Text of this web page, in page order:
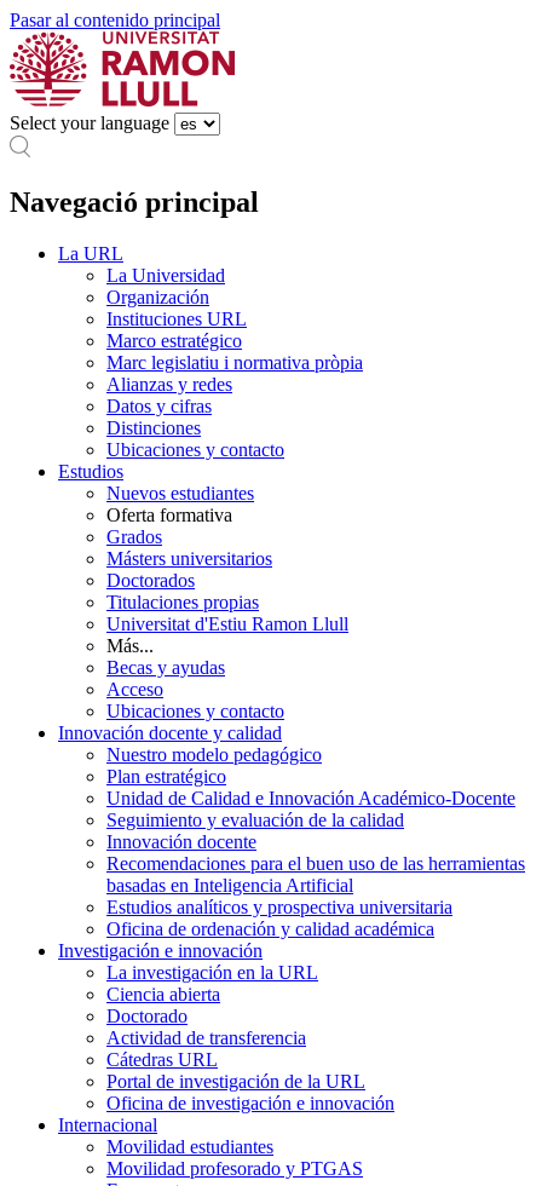
Pasar al contenido principal
Select your language
Navegació principal
La URL
La Universidad
Organización
Instituciones URL
Marco estratégico
Marc legislatiu i normativa pròpia
Alianzas y redes
Datos y cifras
Distinciones
Ubicaciones y contacto
Estudios
Nuevos estudiantes
Oferta formativa
Grados
Másters universitarios
Doctorados
Titulaciones propias
Universitat d'Estiu Ramon Llull
Más...
Becas y ayudas
Acceso
Ubicaciones y contacto
Innovación docente y calidad
Nuestro modelo pedagógico
Plan estratégico
Unidad de Calidad e Innovación Académico-Docente
Seguimiento y evaluación de la calidad
Innovación docente
Recomendaciones para el buen uso de las herramientas
basadas en Inteligencia Artificial
Estudios analíticos y prospectiva universitaria
Oficina de ordenación y calidad académica
Investigación e innovación
La investigación en la URL
Ciencia abierta
Doctorado
Actividad de transferencia
Cátedras URL
Portal de investigación de la URL
Oficina de investigación e innovación
Internacional
Movilidad estudiantes
Movilidad profesorado y PTGAS